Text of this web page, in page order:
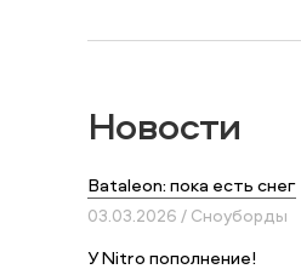
Новости
Bataleon: пока есть снег
03.03.2026 / Сноуборды
У Nitro пополнение!